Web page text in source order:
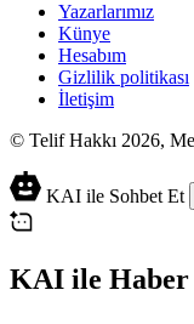
Yazarlarımız
Künye
Hesabım
Gizlilik politikası
İletişim
© Telif Hakkı 2026,
casino
siteleri
casino
2023
lordcasino
canlı
casino
siteleri
iyi
casino
ev
yapımı
salça
KAI ile Sohbet Et
KAI ile Haber